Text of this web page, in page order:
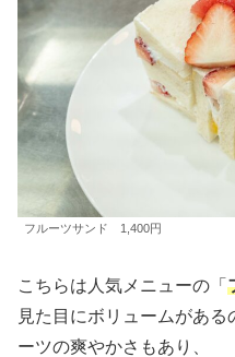
フルーツサンド 1,400円
こちらは人気メニューの「
見た目にボリュームがあ
ーツの爽やかさもあり、